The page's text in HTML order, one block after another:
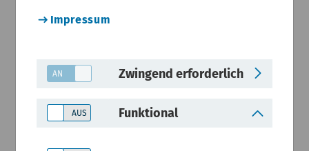
Impressum
Zwingend erforderlich
Funktional